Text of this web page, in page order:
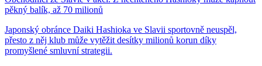
pěkný balík, až 70 milionů
Japonský obránce Daiki Hashioka ve Slavii sportovně neuspěl,
přesto z něj klub může vytěžit desítky milionů korun díky
promyšlené smluvní strategii.